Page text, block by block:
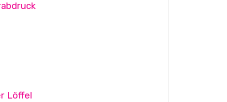
Löffel